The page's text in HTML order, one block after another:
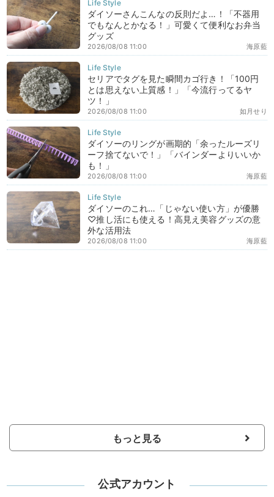
ダイソーさんこんなの反則だよ…！「不器用
でもなんとかなる！」可愛くて便利なお弁当
グッズ
海原藍
2026/08/08 11:00
セリアでタグを見た瞬間カゴ行き！「100円
とは思えない上質感！」「今流行ってるヤ
ツ！」
如月せり
2026/08/08 11:00
ダイソーのリングが画期的「余ったルーズリ
ーフ捨てないで！」「バインダーよりいいか
も！」
海原藍
2026/08/08 11:00
ダイソーのこれ…「じゃない使い方」が優勝
♡推し活にも使える！高見え美容グッズの意
外な活用法
海原藍
2026/08/08 11:00
もっと見る
公式アカウント